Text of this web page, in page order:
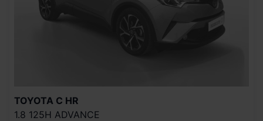
TOYOTA C HR
1.8 125H ADVANCE